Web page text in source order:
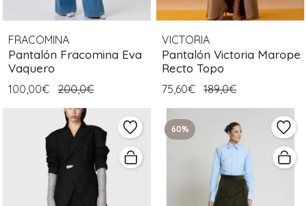
FRACOMINA
Pantalón Fracomina Eva
Vaquero
100,00€ 200,0€
VICTORIA
Pantalón Victoria Marope
Recto Topo
75,60€ 189,0€
60%